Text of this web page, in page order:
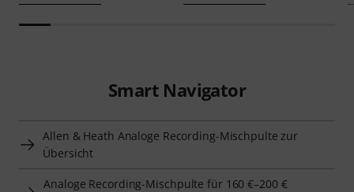
Smart Navigator
Allen & Heath Analoge Recording-Mischpulte zur
Übersicht
Analoge Recording-Mischpulte für 160 €–200 €